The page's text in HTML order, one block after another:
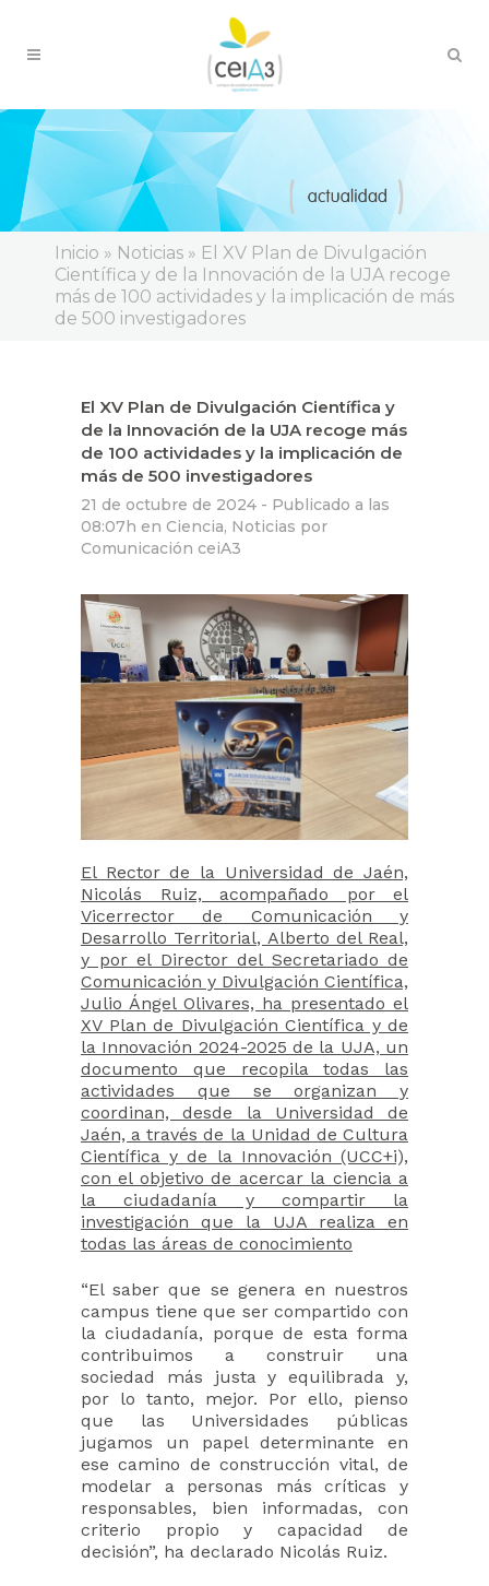
Inicio » Noticias » El XV Plan de Divulgación
Científica y de la Innovación de la UJA recoge
más de 100 actividades y la implicación de más
de 500 investigadores
El XV Plan de Divulgación Científica y
de la Innovación de la UJA recoge más
de 100 actividades y la implicación de
más de 500 investigadores
21 de octubre de 2024 - Publicado a las
08:07h en Ciencia, Noticias por
Comunicación ceiA3
El Rector de la Universidad de Jaén,
Nicolás Ruiz, acompañado por el
Vicerrector de Comunicación y
Desarrollo Territorial, Alberto del Real,
y por el Director del Secretariado de
Comunicación y Divulgación Científica,
Julio Ángel Olivares, ha presentado el
XV Plan de Divulgación Científica y de
la Innovación 2024-2025 de la UJA, un
documento que recopila todas las
actividades que se organizan y
coordinan, desde la Universidad de
Jaén, a través de la Unidad de Cultura
Científica y de la Innovación (UCC+i),
con el objetivo de acercar la ciencia a
la ciudadanía y compartir la
investigación que la UJA realiza en
todas las áreas de conocimiento
“El saber que se genera en nuestros
campus tiene que ser compartido con
la ciudadanía, porque de esta forma
contribuimos a construir una
sociedad más justa y equilibrada y,
por lo tanto, mejor. Por ello, pienso
que las Universidades públicas
jugamos un papel determinante en
ese camino de construcción vital, de
modelar a personas más críticas y
responsables, bien informadas, con
criterio propio y capacidad de
decisión”, ha declarado Nicolás Ruiz.